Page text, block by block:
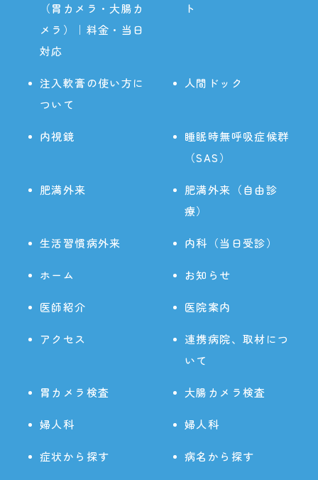
（胃カメラ・大腸カ
メラ）｜料金・当日
対応
ト
注入軟膏の使い方に
ついて
人間ドック
内視鏡
睡眠時無呼吸症候群
（SAS）
肥満外来
肥満外来（自由診
療）
生活習慣病外来 内科（当日受診）
ホーム お知らせ
医師紹介 医院案内
アクセス
連携病院、取材につ
いて
胃カメラ検査 大腸カメラ検査
婦人科 婦人科
症状から探す 病名から探す